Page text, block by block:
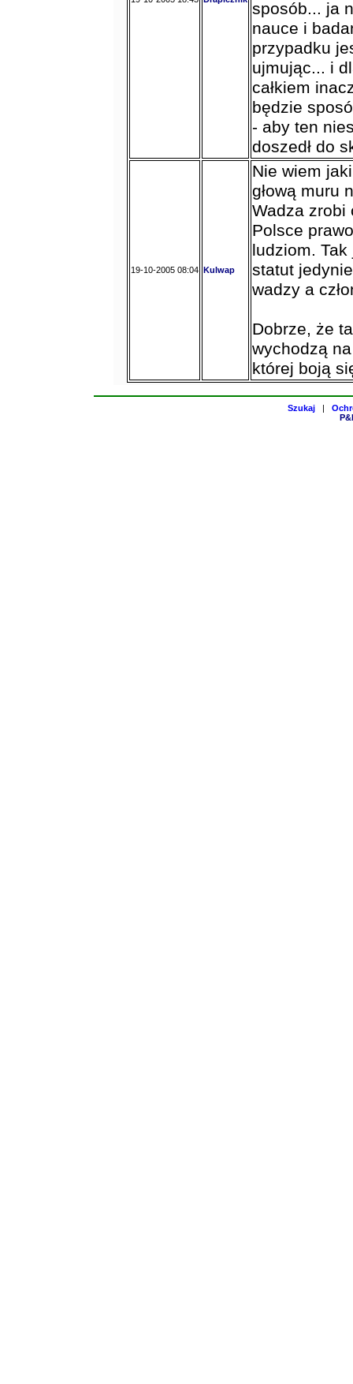
sposób... ja
nauce i
przypadku
ujmując... i
całkiem
będzie
- aby ten
doszedł do
19-10-2005 08:04 Kulwap
Nie wiem
głową muru
Wadza zrobi
Polsce
ludziom.
statut
wadzy a
Dobrze, że
wychodzą
której boją
Szukaj |